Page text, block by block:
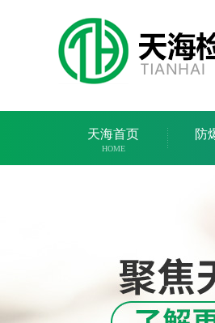
天海首页
HOME
防